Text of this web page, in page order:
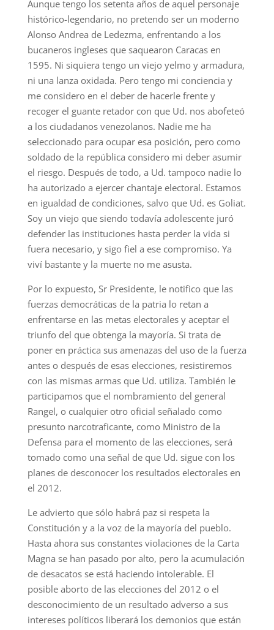
Aunque tengo los setenta años de aquel personaje
histórico-legendario, no pretendo ser un moderno
Alonso Andrea de Ledezma, enfrentando a los
bucaneros ingleses que saquearon Caracas en
1595. Ni siquiera tengo un viejo yelmo y armadura,
ni una lanza oxidada. Pero tengo mi conciencia y
me considero en el deber de hacerle frente y
recoger el guante retador con que Ud. nos abofeteó
a los ciudadanos venezolanos. Nadie me ha
seleccionado para ocupar esa posición, pero como
soldado de la república considero mi deber asumir
el riesgo. Después de todo, a Ud. tampoco nadie lo
ha autorizado a ejercer chantaje electoral. Estamos
en igualdad de condiciones, salvo que Ud. es Goliat.
Soy un viejo que siendo todavía adolescente juró
defender las instituciones hasta perder la vida si
fuera necesario, y sigo fiel a ese compromiso. Ya
viví bastante y la muerte no me asusta.
Por lo expuesto, Sr Presidente, le notifico que las
fuerzas democráticas de la patria lo retan a
enfrentarse en las metas electorales y aceptar el
triunfo del que obtenga la mayoría. Si trata de
poner en práctica sus amenazas del uso de la fuerza
antes o después de esas elecciones, resistiremos
con las mismas armas que Ud. utiliza. También le
participamos que el nombramiento del general
Rangel, o cualquier otro oficial señalado como
presunto narcotraficante, como Ministro de la
Defensa para el momento de las elecciones, será
tomado como una señal de que Ud. sigue con los
planes de desconocer los resultados electorales en
el 2012.
Le advierto que sólo habrá paz si respeta la
Constitución y a la voz de la mayoría del pueblo.
Hasta ahora sus constantes violaciones de la Carta
Magna se han pasado por alto, pero la acumulación
de desacatos se está haciendo intolerable. El
posible aborto de las elecciones del 2012 o el
desconocimiento de un resultado adverso a sus
intereses políticos liberará los demonios que están